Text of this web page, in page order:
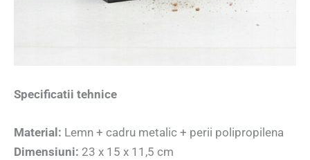
Specificatii tehnice
Material: Lemn + cadru metalic + perii polipropilena
Dimensiuni: 23 x 15 x 11,5 cm